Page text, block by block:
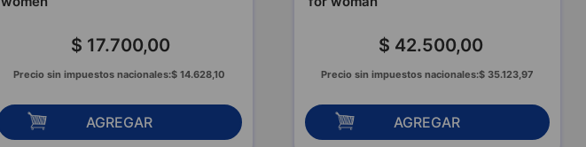
$ 17.700,00
Precio sin impuestos nacionales:$ 14.628,10
AGREGAR
$ 42.500,00
Precio sin impuestos nacionales:$ 35.123,97
AGREGAR